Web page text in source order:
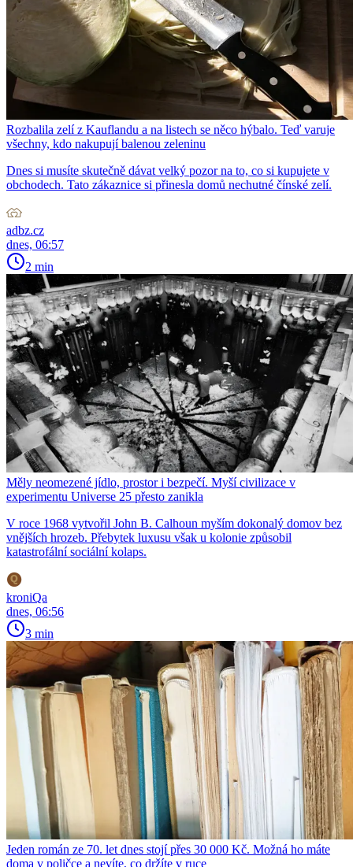
Rozbalila zelí z Kauflandu a na listech se něco hýbalo. Teď varuje
všechny, kdo nakupují balenou zeleninu
Dnes si musíte skutečně dávat velký pozor na to, co si kupujete v
obchodech. Tato zákaznice si přinesla domů nechutné čínské zelí.
adbz.cz
dnes, 06:57
2 min
Měly neomezené jídlo, prostor i bezpečí. Myší civilizace v
experimentu Universe 25 přesto zanikla
V roce 1968 vytvořil John B. Calhoun myším dokonalý domov bez
vnějších hrozeb. Přebytek luxusu však u kolonie způsobil
katastrofální sociální kolaps.
kroniQa
dnes, 06:56
3 min
Jeden román ze 70. let dnes stojí přes 30 000 Kč. Možná ho máte
doma v poličce a nevíte, co držíte v ruce